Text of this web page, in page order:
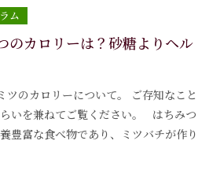
ム
のカロリーは？砂糖よりヘル
カロリーについて。 ご存知なこと
いを兼ねてご覧ください。 はちみつ
豊富な食べ物であり、ミツバチが作り